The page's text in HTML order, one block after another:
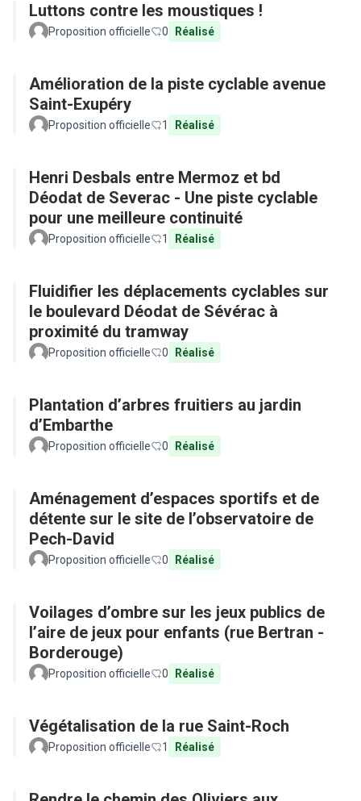
Luttons contre les moustiques !
Proposition officielle 0 Réalisé
Amélioration de la piste cyclable avenue
Saint-Exupéry
Proposition officielle 1 Réalisé
Henri Desbals entre Mermoz et bd
Déodat de Severac - Une piste cyclable
pour une meilleure continuité
Proposition officielle 1 Réalisé
Fluidifier les déplacements cyclables sur
le boulevard Déodat de Sévérac à
proximité du tramway
Proposition officielle 0 Réalisé
Plantation d’arbres fruitiers au jardin
d’Embarthe
Proposition officielle 0 Réalisé
Aménagement d’espaces sportifs et de
détente sur le site de l’observatoire de
Pech-David
Proposition officielle 0 Réalisé
Voilages d’ombre sur les jeux publics de
l’aire de jeux pour enfants (rue Bertran -
Borderouge)
Proposition officielle 0 Réalisé
Végétalisation de la rue Saint-Roch
Proposition officielle 1 Réalisé